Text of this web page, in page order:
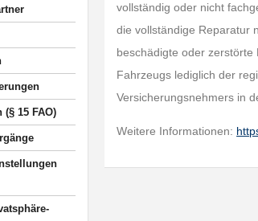
(§ 15 FAO)
vollständig oder nicht
die vollständige Reparatur
beschädigte oder
Fahrzeugs lediglich der
Versicherungsnehmers in
Weitere Informationen: